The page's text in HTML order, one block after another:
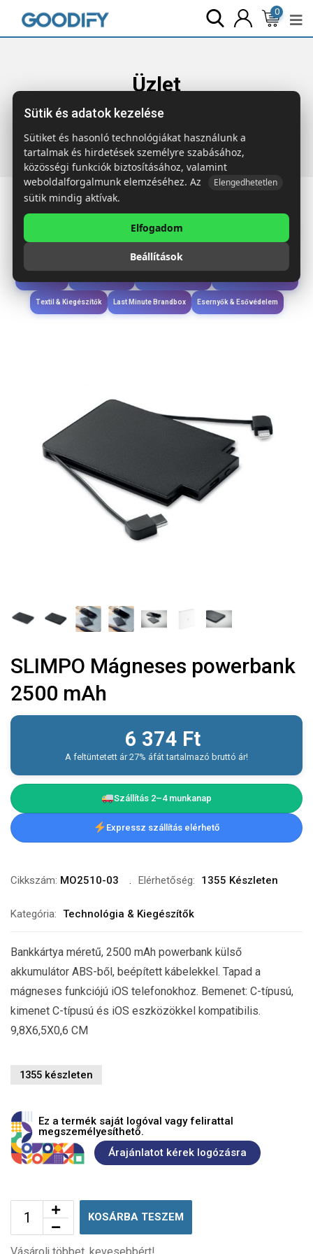
0
Üzlet
Főoldal Termékek Technológia & Kiegészítők
Mágneses powerbank 2500 mAh
Étkezés & Ivás
Wellness & Ápolás
Textil & Kiegészítők Last Minute Brandbox Esernyők & Esővédelem
SLIMPO Mágneses powerbank
2500 mAh
6 374 Ft
A feltüntetett ár 27% áfát tartalmazó bruttó ár!
Szállítás 2–4 munkanap
Expressz szállítás elérhető
Cikkszám: MO2510-03 Elérhetőség: 1355 Készleten
Kategória: Technológia & Kiegészítők
Bankkártya méretű, 2500 mAh powerbank külső
akkumulátor ABS-ből, beépített kábelekkel. Tapad a
mágneses funkciójú iOS telefonokhoz. Bemenet: C-típusú,
kimenet C-típusú és iOS eszközökkel kompatibilis.
9,8X6,5X0,6 CM
1355 készleten
Ez a termék saját logóval vagy felirattal
megszemélyesíthető.
Árajánlatot kérek logózásra
KOSÁRBA TESZEM
Sütik és adatok kezelése
Sütiket és hasonló technológiákat használunk a
tartalmak és hirdetések személyre szabásához,
közösségi funkciók biztosításához, valamint
weboldalforgalmunk elemzéséhez. Az
Elengedhetetlen
sütik mindig aktívak.
Elfogadom
Beállítások